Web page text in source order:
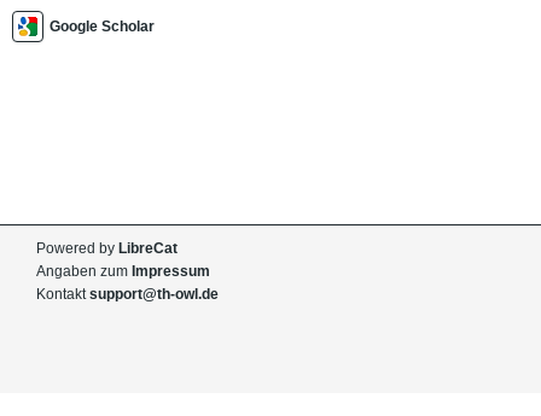
Google Scholar
Powered by LibreCat
Angaben zum Impressum
Kontaktsupport@th-owl.de